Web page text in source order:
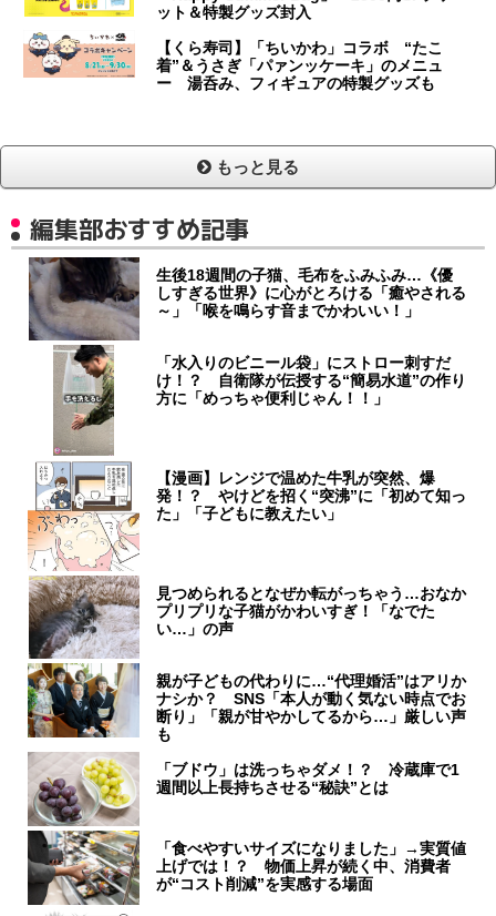
ット＆特製グッズ封入
【くら寿司】「ちいかわ」コラボ “たこ
着”＆うさぎ「パァンッケーキ」のメニュ
ー 湯呑み、フィギュアの特製グッズも
もっと見る
編集部おすすめ記事
生後18週間の子猫、毛布をふみふみ…《優
しすぎる世界》に心がとろける「癒やされる
～」「喉を鳴らす音までかわいい！」
「水入りのビニール袋」にストロー刺すだ
け！？ 自衛隊が伝授する“簡易水道”の作り
方に「めっちゃ便利じゃん！！」
【漫画】レンジで温めた牛乳が突然、爆
発！？ やけどを招く“突沸”に「初めて知っ
た」「子どもに教えたい」
見つめられるとなぜか転がっちゃう…おなか
プリプリな子猫がかわいすぎ！「なでた
い…」の声
親が子どもの代わりに…“代理婚活”はアリか
ナシか？ SNS「本人が動く気ない時点でお
断り」「親が甘やかしてるから…」厳しい声
も
「ブドウ」は洗っちゃダメ！？ 冷蔵庫で1
週間以上長持ちさせる“秘訣”とは
「食べやすいサイズになりました」→実質値
上げでは！？ 物価上昇が続く中、消費者
が“コスト削減”を実感する場面